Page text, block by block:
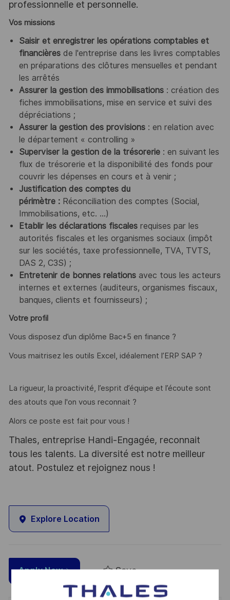
professionnelle et personnelle.
Vos missions
Saisir et enregistrer les opérations comptables et
financièresde l'entreprise dans les livres comptables
en préparations des clôtures mensuelles et pendant
les arrêtés
Assurer la gestion des immobilisations: création des
fiches immobilisations, mise en service et suivi des
dépréciations ;
Assurer la gestion des provisions: en relation avec
le département « controlling »
Superviser la gestion de la trésorerie: en suivant les
flux de trésorerie et la disponibilité des fonds pour
couvrir les dépenses en cours et à venir ;
Justification des comptes du
périmètre :Réconciliation des comptes (Social,
Immobilisations, etc. …)
Etablir les déclarations fiscales requises par les
autorités fiscales et les organismes sociaux (impôt
sur les sociétés, taxe professionnelle, TVA, TVTS,
DAS 2, C3S) ;
Entretenir de bonnes relations avec tous les acteurs
internes et externes (auditeurs, organismes fiscaux,
banques, clients et fournisseurs) ;
Votre profil
Vous disposez d’un diplôme Bac+5 en finance ?
Vous maitrisez les outils Excel, idéalement l’ERP SAP ?
La rigueur, la proactivité, l’esprit d’équipe et l’écoute sont
des atouts que l'on vous reconnait ?
Alors ce poste est fait pour vous !
Thales, entreprise Handi-Engagée, reconnait
tous les talents. La diversité est notre meilleur
atout. Postulez et rejoignez nous !
Explore Location
Apply Now Save